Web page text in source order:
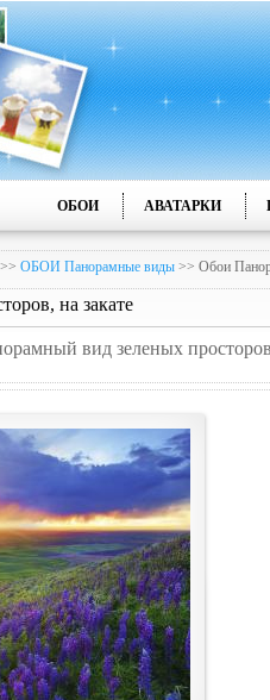
ОБОИ АВАТАРКИ
>> ОБОИ Панорамные виды >> Обои
на закате
вид зеленых